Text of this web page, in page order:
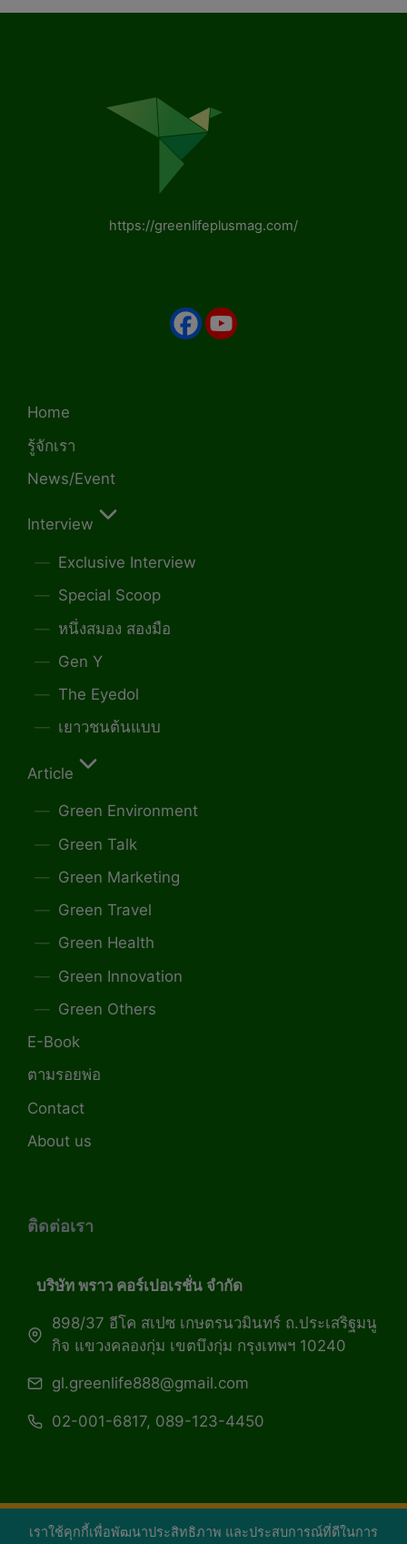
เราใช้คุกกี้เพื่อพัฒนาประสิทธิภาพ และประสบการณ์ที่ดีในการ
https://greenlifeplusmag.com/
Home
รู้จักเรา
News/Event
Interview
Exclusive Interview
Special Scoop
หนึ่งสมอง สองมือ
Gen Y
The Eyedol
เยาวชนต้นแบบ
Article
Green Environment
Green Talk
Green Marketing
Green Travel
Green Health
Green Innovation
Green Others
E-Book
ตามรอยพ่อ
Contact
About us
ติดต่อเรา
บริษัท พราว คอร์เปอเรชั่น จำกัด
898/37 อีโค สเปซ เกษตรนวมินทร์ ถ.ประเสริฐมนู
กิจ แขวงคลองกุ่ม เขตบึงกุ่ม กรุงเทพฯ 10240
gl.greenlife888@gmail.com
02-001-6817, 089-123-4450
Copyright 2026 — Green Life Plus mag | กรีน